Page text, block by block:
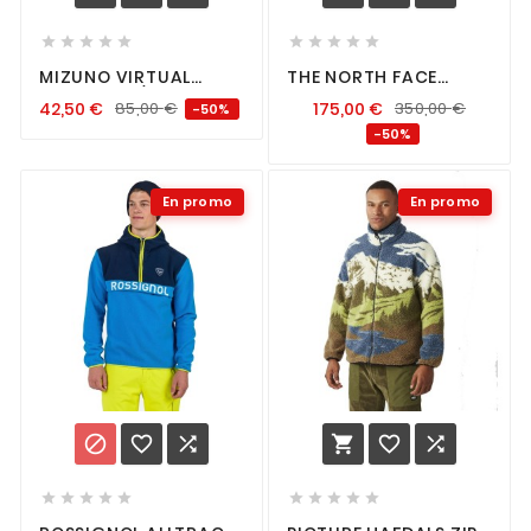
    
MIZUNO VIRTUAL
BODY G4 H/Z BLACK
42,50 € 85,00€ -50%
    
THE NORTH FACE
JACKET BLACK
175,00 € 350,00€
-50%
En promo
  
    
En promo
  
    